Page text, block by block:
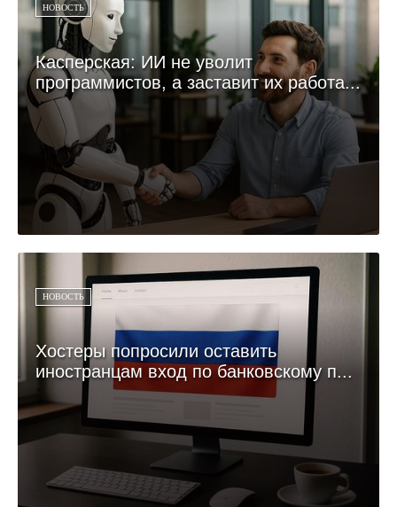
НОВОСТЬ
Касперская: ИИ не уволит
программистов, а заставит их работа...
НОВОСТЬ
Хостеры попросили оставить
иностранцам вход по банковскому п...